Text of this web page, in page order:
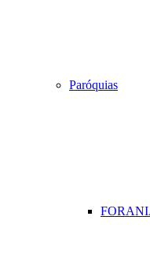
Paróquias